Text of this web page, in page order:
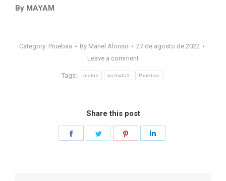
By MAYAM
Category: Pruebas By Manel Alonso
27 de agosto de 2022
Leave a comment
Tags: motos portada1 Pruebas
Share this post